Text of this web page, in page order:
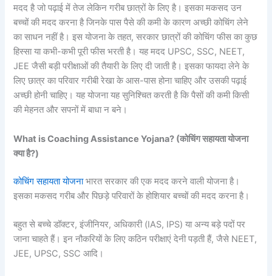
मदद है जो पढ़ाई में तेज लेकिन गरीब छात्रों के लिए है। इसका मकसद उन
बच्चों की मदद करना है जिनके पास पैसे की कमी के कारण अच्छी कोचिंग लेने
का साधन नहीं है। इस योजना के तहत, सरकार छात्रों की कोचिंग फीस का कुछ
हिस्सा या कभी-कभी पूरी फीस भरती है। यह मदद UPSC, SSC, NEET,
JEE जैसी बड़ी परीक्षाओं की तैयारी के लिए दी जाती है। इसका फायदा लेने के
लिए छात्र का परिवार गरीबी रेखा के आस-पास होना चाहिए और उसकी पढ़ाई
अच्छी होनी चाहिए। यह योजना यह सुनिश्चित करती है कि पैसों की कमी किसी
की मेहनत और सपनों में बाधा न बने।
What is Coaching Assistance Yojana? (कोचिंग सहायता योजना
क्या है?)
कोचिंग सहायता योजनाभारत सरकार की एक मदद करने वाली योजना है।
इसका मकसद गरीब और पिछड़े परिवारों के होशियार बच्चों की मदद करना है।
बहुत से बच्चे डॉक्टर, इंजीनियर, अधिकारी (IAS, IPS) या अन्य बड़े पदों पर
जाना चाहते हैं। इन नौकरियों के लिए कठिन परीक्षाएं देनी पड़ती हैं, जैसे NEET,
JEE, UPSC, SSC आदि।